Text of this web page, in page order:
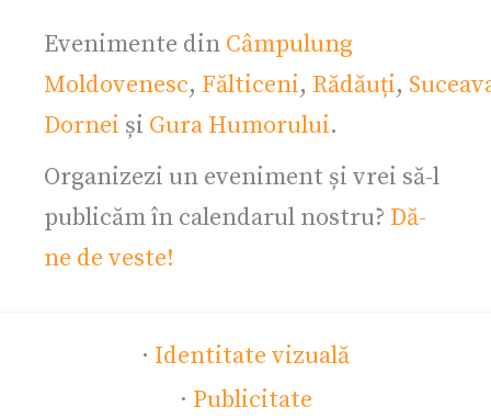
Evenimente din Câmpulung
Moldovenesc, Fălticeni, Rădăuți,
Dornei și Gura Humorului.
Organizezi un eveniment și vrei să-l
publicăm în calendarul nostru? Dă-
ne de veste!
· Identitate vizuală
· Publicitate